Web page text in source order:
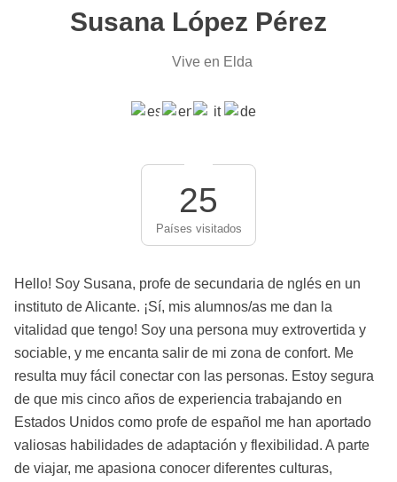
Susana López Pérez
Vive en Elda
25
Países visitados
Hello! Soy Susana, profe de secundaria de nglés en un
instituto de Alicante. ¡Sí, mis alumnos/as me dan la
vitalidad que tengo! Soy una persona muy extrovertida y
sociable, y me encanta salir de mi zona de confort. Me
resulta muy fácil conectar con las personas. Estoy segura
de que mis cinco años de experiencia trabajando en
Estados Unidos como profe de español me han aportado
valiosas habilidades de adaptación y flexibilidad. A parte
de viajar, me apasiona conocer diferentes culturas,